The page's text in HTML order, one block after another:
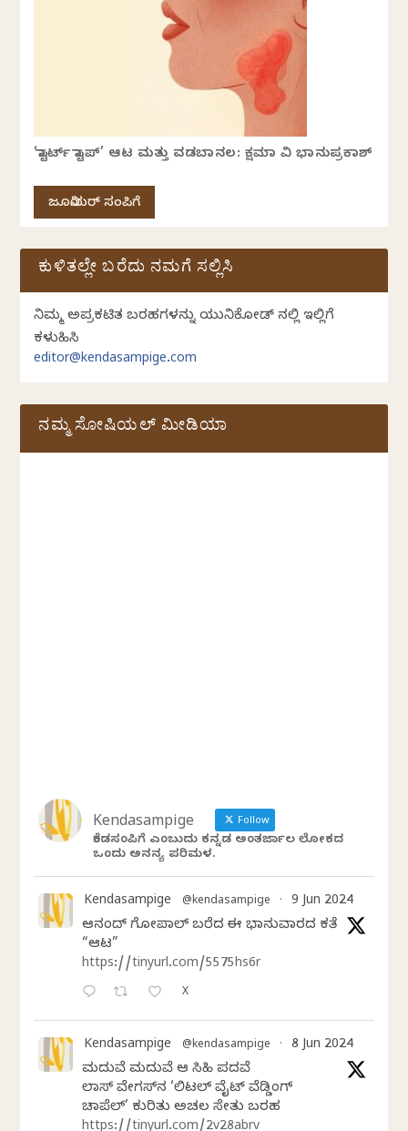
‘ಸ್ಟಾರ್ಟ್ ಸ್ಟಾಪ್’ ಆಟ ಮತ್ತು ವಡಬಾನಲ: ಕ್ಷಮಾ ವಿ ಭಾನುಪ್ರಕಾಶ್
ಜೂನಿಯರ್ ಸಂಪಿಗೆ
ಕುಳಿತಲ್ಲೇ ಬರೆದು ನಮಗೆ ಸಲ್ಲಿಸಿ
ನಿಮ್ಮ ಅಪ್ರಕಟಿತ ಬರಹಗಳನ್ನು ಯುನಿಕೋಡ್ ನಲ್ಲಿ ಇಲ್ಲಿಗೆ
ಕಳುಹಿಸಿ
editor@kendasampige.com
ನಮ್ಮ ಸೋಷಿಯಲ್‌ ಮೀಡಿಯಾ
Kendasampige Follow
ಕೆಂಡಸಂಪಿಗೆ ಎಂಬುದು ಕನ್ನಡ ಅಂತರ್ಜಾಲ ಲೋಕದ
ಒಂದು ಅನನ್ಯ ಪರಿಮಳ.
Kendasampige @kendasampige · 9 Jun 2024
ಆನಂದ್‌ ಗೋಪಾಲ್‌ ಬರೆದ ಈ ಭಾನುವಾರದ ಕತೆ
“ಆಟ”
https://tinyurl.com/5575hs6r
X
Kendasampige @kendasampige · 8 Jun 2024
ಮದುವೆ ಮದುವೆ ಆ ಸಿಹಿ ಪದವೆ
ಲಾಸ್‌ ವೇಗಸ್‌ನ ‘ಲಿಟಲ್ ವೈಟ್ ವೆಡ್ಡಿಂಗ್
ಚಾಪೆಲ್’ ಕುರಿತು ಅಚಲ ಸೇತು ಬರಹ
https://tinyurl.com/2v28abrv